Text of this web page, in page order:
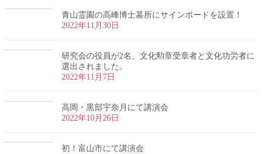
青山霊園の高峰博士墓所にサインボードを設置！
2022年11月30日
研究会の役員が2名、文化勲章受章者と文化功労者に
選出されました。
2022年11月7日
高岡・黒部宇奈月にて講演会
2022年10月26日
初！富山市にて講演会